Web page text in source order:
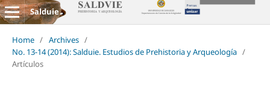
Salduie
Home / Archives /
No. 13-14 (2014): Salduie. Estudios de Prehistoria y Arqueología /
Artículos